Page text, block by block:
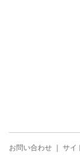
お問い合わせ サイ